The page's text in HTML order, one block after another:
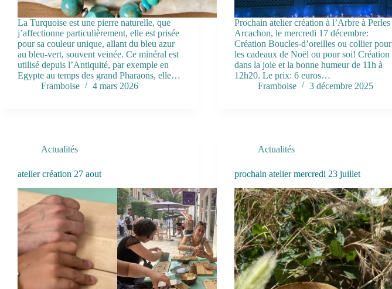
La Turquoise est une pierre naturelle, que
j’affectionne particulièrement, elle est prisée
pour sa couleur unique, allant du bleu azur
au bleu-vert, souvent veinée. Ce minéral est
utilisé depuis l’Antiquité, par exemple en
Egypte au temps des grand Pharaons, elle…
Framboise
4 mars 2026
Prochain atelier création à l’Arbre à Perles
Arcachon, le mercredi 17 décembre:
Création Boucles-d’oreilles ou collier pour
les cadeaux de Noël ou pour soi! Création
dans la joie et la bonne humeur de 11h à
12h20. Le prix: 6 euros…
Framboise
3 décembre 2025
Actualités
atelier création 27 aout
Actualités
prochain atelier mercredi 23 juillet